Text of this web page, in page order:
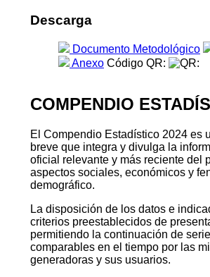
Descarga
Documento Metodológico
Anexo Código QR:
COMPENDIO
El Compendio Estadístico 2024 es
breve que integra y divulga la
oficial relevante y más reciente del
aspectos sociales, económicos y
demográfico.
La disposición de los datos e
criterios preestablecidos de
permitiendo la continuación de
comparables en el tiempo por las
generadoras y sus usuarios.